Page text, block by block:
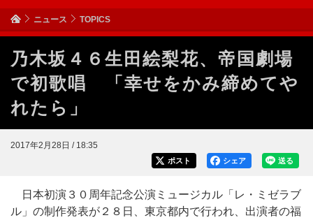
ニュース TOPICS
乃木坂４６生田絵梨花、帝国劇場
で初歌唱 「幸せをかみ締めてや
れたら」
2017年2月28日 / 18:35
送る
シェア
ポスト
日本初演３０周年記念公演ミュージカル「レ・ミゼラブ
ル」の制作発表が２８日、東京都内で行われ、出演者の福